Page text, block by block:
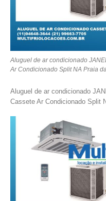
Aluguel de ar condicionado
Ar Condicionado Split NA Praia
Aluguel de ar condicionado
Cassete Ar Condicionado Split